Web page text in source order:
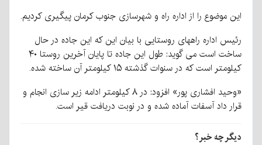
این موضوع را از اداره راه و شهرسازی جنوب کرمان پیگیری کردیم.
رئیس اداره راههای روستایی با بیان این که این جاده در حال
ساخت است می گوید: طول این جاده تا پایان آخرین روستا ۴۰
کیلومتر است که در سنوات گذشته ۱۵ کیلومتر آن ساخته شده.
«وحید افشاری پور» افزود: در ۸ کیلومتر ادامه زیر سازی انجام و
قرار داد آسفات آماده شده و در نوبت دریافت قیر است.
دیگر چه خبر؟